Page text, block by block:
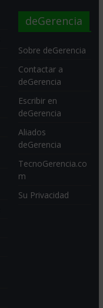
deGerencia
Sobre deGerencia
Contactar a
deGerencia
Escribir en
deGerencia
Aliados
deGerencia
TecnoGerencia.co
m
Su Privacidad